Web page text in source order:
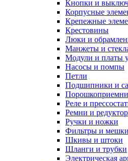
Кнопки и
Корпусные
Крепежные
Крестовины
Люки и
Манжеты и
Модули и платы
Насосы и помпы
Петли
Подшипники и
Реле и
Ремни и
Ручки и ножки
Фильтры и мешки
Шкивы и штоки
Шланги и трубки
Электрическая